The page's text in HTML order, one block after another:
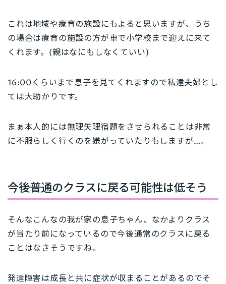
これは地域や療育の施設にもよると思いますが、うち
の場合は療育の施設の方が車で小学校まで迎えに来て
くれます。(親はなにもしなくていい)
16:00くらいまで息子を見てくれますので私達夫婦とし
ては大助かりです。
まぁ本人的には無理矢理宿題をさせられることは非常
に不服らしく行くのを嫌がっていたりもしますが…。
今後普通のクラスに戻る可能性は低そう
そんなこんなの我が家の息子ちゃん、なかよりクラス
が当たり前になっているので今後通常のクラスに戻る
ことはなさそうですね。
発達障害は成長と共に症状が収まることがあるのでそ